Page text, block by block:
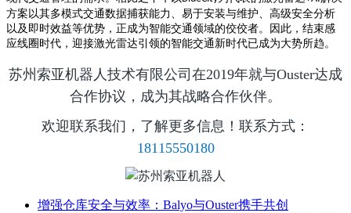
方案以其多模式交通数据捕获能力、易于安装与维护、高级安全分析
以及即时效益等优势，正成为智能交通领域的佼佼者。因此，结束感
应线圈时代，迎接激光雷达引领的智能交通新时代已成为大势所趋。
苏州索亚机器人技术有限公司在2019年就与Ouster达成
合作协议，成为其战略合作伙伴。
欢迎联系我们，了解更多信息！联系方式：
18115550180
增强仓库安全与效率：Balyo与Ouster携手共创